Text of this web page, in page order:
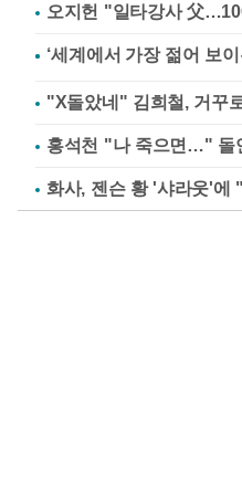
오지헌 "일타강사 父
"X돌았네" 김희철, 거꾸
홍석천 "나 죽으면…" 돌
화사, 젠슨 황 '샤라웃'에